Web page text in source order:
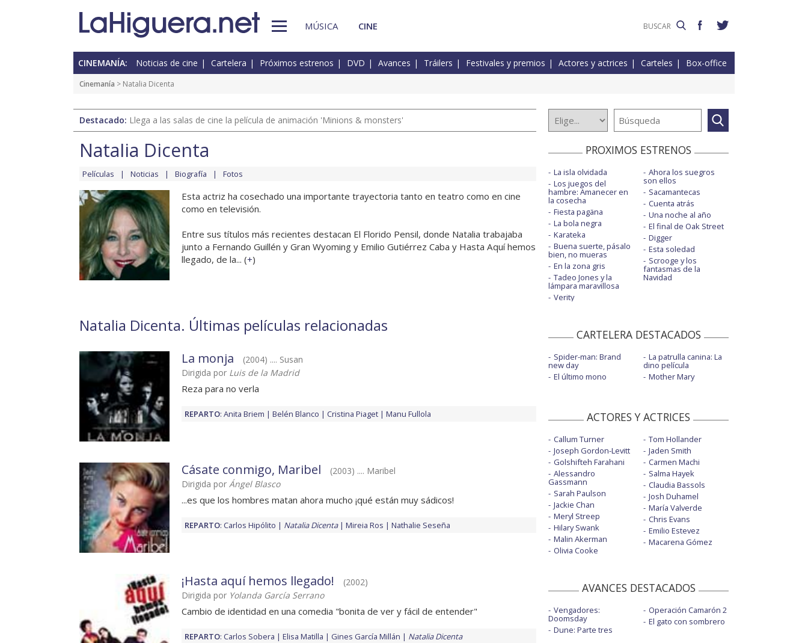
MÚSICA CINE
CINEMANÍA: Noticias de cine Cartelera Próximos estrenos DVD Avances Tráilers Festivales y premios Actores y actrices Carteles Box-office
Cinemanía > Natalia Dicenta
Destacado: Llega a las salas de cine la película de animación 'Minions & monsters'
Natalia Dicenta
Películas Noticias Biografía Fotos
Esta actriz ha cosechado una importante trayectoria tanto en teatro como en cine
como en televisión.
Entre sus títulos más recientes destacan El Florido Pensil, donde Natalia trabajaba
junto a Fernando Guillén y Gran Wyoming y Emilio Gutiérrez Caba y Hasta Aquí hemos
llegado, de la... (+)
Natalia Dicenta. Últimas películas relacionadas
La monja
(2004) .... Susan
Dirigida por Luis de la Madrid
Reza para no verla
REPARTO: Anita Briem Belén Blanco Cristina Piaget Manu Fullola
Cásate conmigo, Maribel
(2003) .... Maribel
Dirigida por Ángel Blasco
...es que los hombres matan ahora mucho ¡qué están muy sádicos!
REPARTO: Carlos Hipólito Natalia Dicenta Mireia Ros Nathalie Seseña
¡Hasta aquí hemos llegado!
(2002)
Dirigida por Yolanda García Serrano
Cambio de identidad en una comedia "bonita de ver y fácil de entender"
REPARTO: Carlos Sobera Elisa Matilla Gines García Millán Natalia Dicenta
PROXIMOS ESTRENOS
La isla olvidada
Los juegos del
hambre: Amanecer en
la cosecha
Fiesta pagäna
La bola negra
Karateka
Buena suerte, pásalo
bien, no mueras
En la zona gris
Tadeo Jones y la
lámpara maravillosa
Verity
Ahora los suegros
son ellos
Sacamantecas
Cuenta atrás
Una noche al año
El final de Oak Street
Digger
Esta soledad
Scrooge y los
fantasmas de la
Navidad
CARTELERA DESTACADOS
Spider-man: Brand
new day
El último mono
La patrulla canina: La
dino película
Mother Mary
ACTORES Y ACTRICES
Callum Turner
Joseph Gordon-Levitt
Golshifteh Farahani
Alessandro
Gassmann
Sarah Paulson
Jackie Chan
Meryl Streep
Hilary Swank
Malin Akerman
Olivia Cooke
Tom Hollander
Jaden Smith
Carmen Machi
Salma Hayek
Claudia Bassols
Josh Duhamel
María Valverde
Chris Evans
Emilio Estevez
Macarena Gómez
AVANCES DESTACADOS
Vengadores:
Doomsday
Dune: Parte tres
Operación Camarón 2
El gato con sombrero